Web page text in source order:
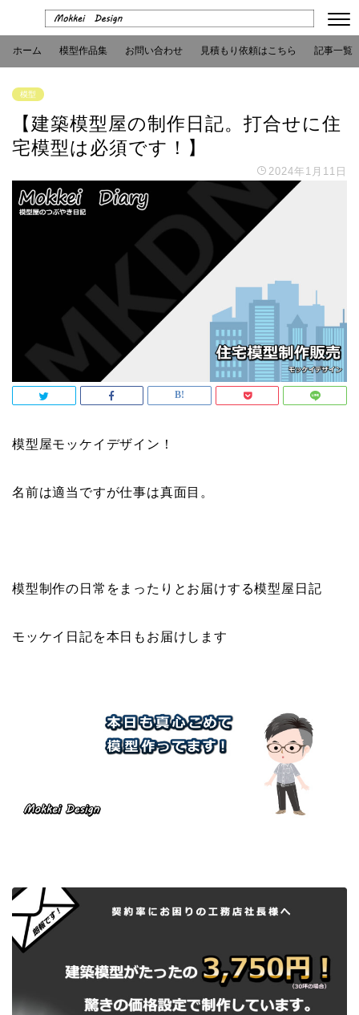
ホーム 模型作品集 お問い合わせ 見積もり依頼はこちら 記事一覧
模型
【建築模型屋の制作日記。打合せに住
宅模型は必須です！】
2024年1月11日
模型屋モッケイデザイン！
名前は適当ですが仕事は真面目。
模型制作の日常をまったりとお届けする模型屋日記
モッケイ日記を本日もお届けします